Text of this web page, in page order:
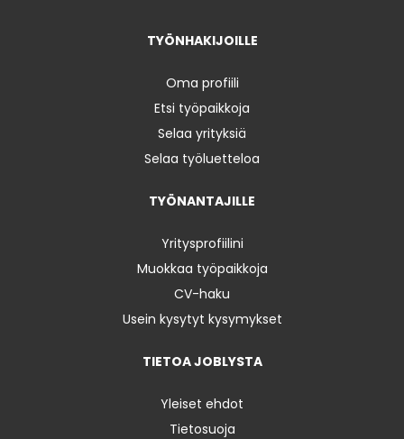
TYÖNHAKIJOILLE
Oma profiili
Etsi työpaikkoja
Selaa yrityksiä
Selaa työluetteloa
TYÖNANTAJILLE
Yritysprofiilini
Muokkaa työpaikkoja
CV-haku
Usein kysytyt kysymykset
TIETOA JOBLYSTA
Yleiset ehdot
Tietosuoja